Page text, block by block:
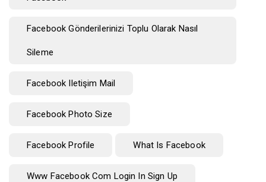
Facebook Gönderilerinizi Toplu Olarak Nasıl
Sileme
Facebook Iletişim Mail
Facebook Photo Size
Facebook Profile What Is Facebook
Www Facebook Com Login In Sign Up